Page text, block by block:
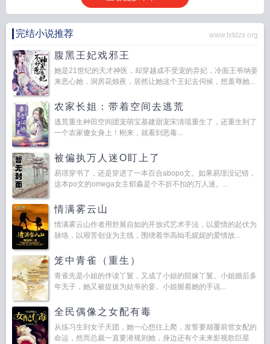
完结小说推荐 www.txtdzs.org
腹黑王妃戏邪王
她是21世纪的天才神医，却穿越成不受宠的弃妃，冷面王爷纳妾
来恶心她，洞房花烛夜，居然让她这个王妃去伺候，想羞辱她...
农家长姐：带着空间去逃荒
逃荒重生种田空间团宠萌宝基建甜宠宋清瑶重生了，还重生到了
一个农家傻女身上！刚来，就看到恶毒...
被偏执万人迷O盯上了
易璟穿书了，还是穿进了一本百合abopo文。如果易璟没记错，
这本po文的omega女主郁淼是个不折不扣的万人迷。...
情满雾云山
情满雾云山作者用舒展自如的开放式艺术手法，以爱情的起伏为
脉络，以艰苦创业为主线，围绕着华高灿毛妮妮的爱情故...
笼中青雀（重生）
青雀先是小姐的伴读丫鬟，又成了小姐的陪嫁丫鬟。小姐婚后多
年无子，她又被提拔为姑爷的妾。小姐握着她的手说...
全民偶像之女配有毒
从练习生到女子天团，她一心想往上爬，发誓要颠覆前世女配的
命运，然而总裁一直要潜规则她，身边还有个未来影视歌巨星